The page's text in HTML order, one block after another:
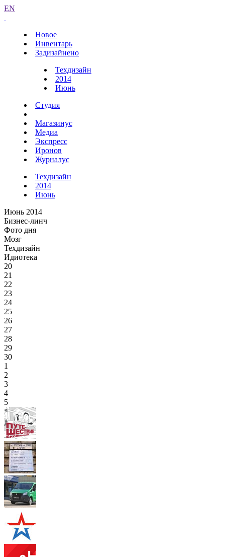
EN
Новое
Инвентарь
Задизайнено
Техдизайн
2014
Июнь
Студия
Магазинус
Медиа
Экспресс
Иронов
Журналус
Техдизайн
2014
Июнь
Июнь 2014
Бизнес-линч
Фото дня
Мозг
Техдизайн
Идиотека
20
21
22
23
24
25
26
27
28
29
30
1
2
3
4
5